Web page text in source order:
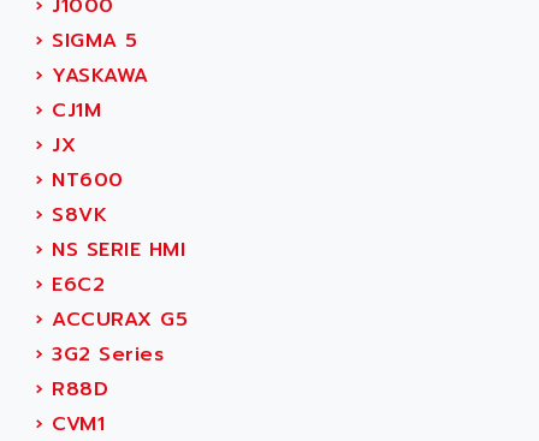
TWIDO
NANO
PCMCIA CARD
TFTX
TDM
DIAX 2
TVM
KDV
KVR
TVD
SERVO DRIVE
AC MAINSPINDLE
ACTIVE HUB
ACTIVIB
ACTRONIC
ACU-TIME
ACX ADAP TORR
ADA
ADAC
ADAFRUIT
ADAM
ADAMCZEWSKI
ADAMEL
› J1000
› SIGMA 5
› YASKAWA
› CJ1M
› JX
› NT600
› S8VK
› NS SERIE HMI
› E6C2
› ACCURAX G5
› 3G2 Series
› R88D
› CVM1